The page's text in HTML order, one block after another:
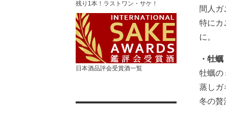
残り1本！ラストワン・サケ！
日本酒品評会受賞酒一覧
間人ガ
特にカ
に。
・牡蠣
牡蠣の
蒸しガ
冬の贅